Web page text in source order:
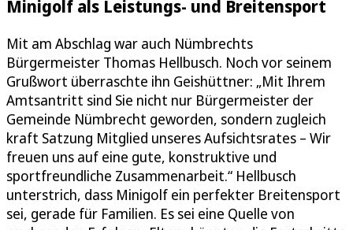
Minigolf als Leistungs- und Breitensport
Mit am Abschlag war auch Nümbrechts
Bürgermeister Thomas Hellbusch. Noch vor seinem
Grußwort überraschte ihn Geishüttner: „Mit Ihrem
Amtsantritt sind Sie nicht nur Bürgermeister der
Gemeinde Nümbrecht geworden, sondern zugleich
kraft Satzung Mitglied unseres Aufsichtsrates – Wir
freuen uns auf eine gute, konstruktive und
sportfreundliche Zusammenarbeit.“ Hellbusch
unterstrich, dass Minigolf ein perfekter Breitensport
sei, gerade für Familien. Es sei eine Quelle von